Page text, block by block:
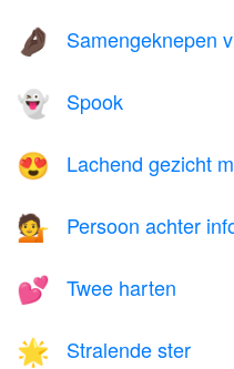
🤌🏿 Samengeknepen
👻 Spook
😍 Lachend gezicht
💁 Persoon achter
💕 Twee harten
🌟 Stralende ster